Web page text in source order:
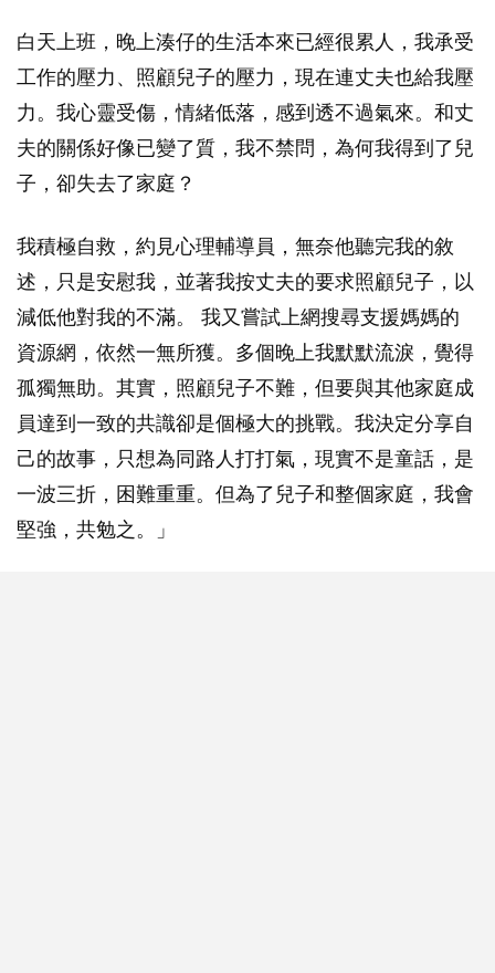
白天上班，晚上湊仔的生活本來已經很累人，我承受
工作的壓力、照顧兒子的壓力，現在連丈夫也給我壓
力。我心靈受傷，情緒低落，感到透不過氣來。和丈
夫的關係好像已變了質，我不禁問，為何我得到了兒
子，卻失去了家庭？
我積極自救，約見心理輔導員，無奈他聽完我的敘
述，只是安慰我，並著我按丈夫的要求照顧兒子，以
減低他對我的不滿。 我又嘗試上網搜尋支援媽媽的
資源網，依然一無所獲。多個晚上我默默流淚，覺得
孤獨無助。其實，照顧兒子不難，但要與其他家庭成
員達到一致的共識卻是個極大的挑戰。我決定分享自
己的故事，只想為同路人打打氣，現實不是童話，是
一波三折，困難重重。但為了兒子和整個家庭，我會
堅強，共勉之。」